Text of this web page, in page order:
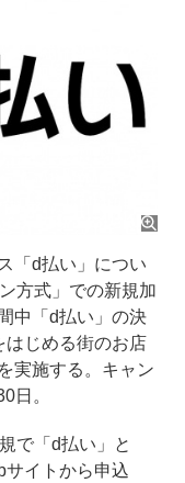
「d払い」につい
方式」での新規加
中「d払い」の決
はじめる街のお店
実施する。キャン
日。
で「d払い」と
サイトから申込